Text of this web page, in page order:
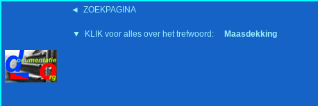
◄ ZOEKPAGINA
▼ KLIK voor alles over het trefwoord: Maasdekking
'15:19 19-2-2008